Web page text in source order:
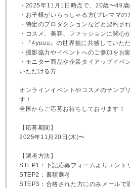
・2025年11月1日時点で、20歳〜49
・お子様がいらっしゃる方(プレママの
・特定のプロダクションなどと契約さ
・コスメ、美容、ファッションに関心
・『4yuuu』の世界観に共感していた
・撮影協力やイベントへのご参加をお
・モニター商品や企業タイアップイベ
いただける方
オンラインイベントやコスメのサンプ
す！
全国からご応募お待ちしております！
【応募期間】
2025年11月20日(木)〜
【選考方法】
STEP1：下記応募フォームよりエント
STEP2：書類選考
STEP3：合格された方にのみメールで